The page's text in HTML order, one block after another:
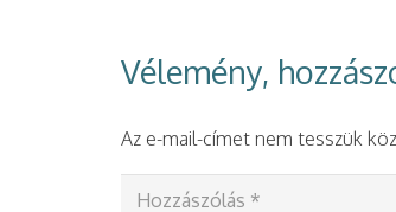
Vélemény,
Az e-mail-címet nem tesszük